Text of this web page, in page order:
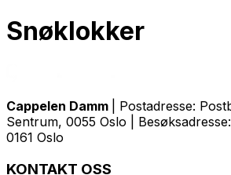
Snøklokker
Cappelen Damm
| Postadresse:
Sentrum, 0055 Oslo |
0161 Oslo
KONTAKT OSS